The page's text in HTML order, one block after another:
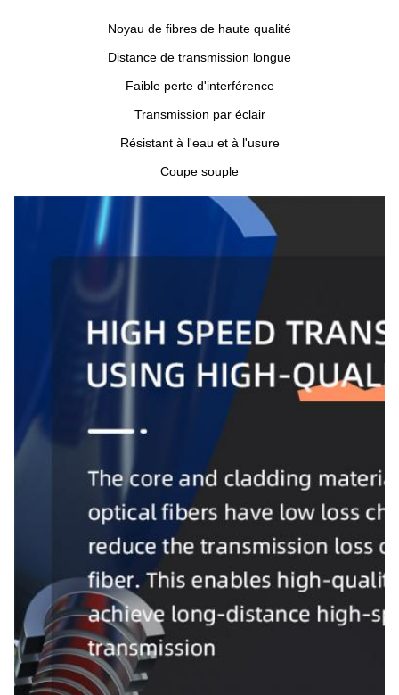
Noyau de fibres de haute qualité
Distance de transmission longue
Faible perte d'interférence
Transmission par éclair
Résistant à l'eau et à l'usure
Coupe souple